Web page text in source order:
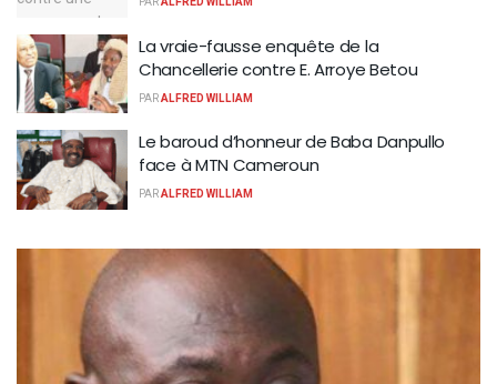
La vraie-fausse enquête de la
Chancellerie contre E. Arroye Betou
PARALFRED WILLIAM
Le baroud d’honneur de Baba Danpullo
face à MTN Cameroun
PARALFRED WILLIAM